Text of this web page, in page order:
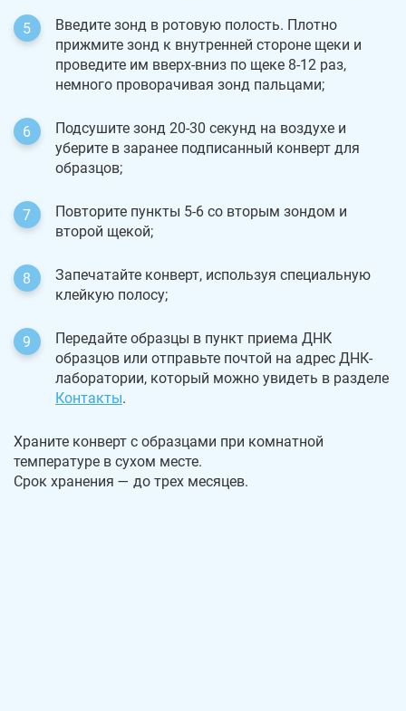
Введите зонд в ротовую полость. Плотно
прижмите зонд к внутренней стороне щеки и
проведите им вверх-вниз по щеке 8-12 раз,
немного проворачивая зонд пальцами;
Подсушите зонд 20-30 секунд на воздухе и
уберите в заранее подписанный конверт для
образцов;
Повторите пункты 5-6 со вторым зондом и
второй щекой;
Запечатайте конверт, используя специальную
клейкую полосу;
Передайте образцы в пункт приема ДНК
образцов или отправьте почтой на адрес ДНК-
лаборатории, который можно увидеть в разделе
Контакты.
Храните конверт с образцами при комнатной
температуре в сухом месте.
Срок хранения — до трех месяцев.